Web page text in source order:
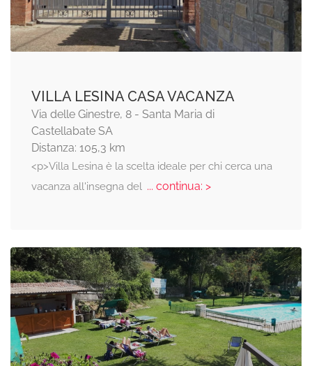
VILLA LESINA CASA VACANZA
Via delle Ginestre, 8 - Santa Maria di
Castellabate SA
Distanza: 105,3 km
<p>Villa Lesina è la scelta ideale per chi cerca una
vacanza all'insegna del... continua: >